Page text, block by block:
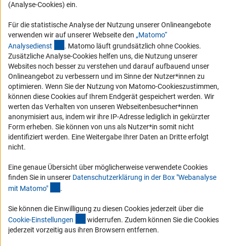
Service und Informationen für Menschen mit Behinderungen
Erklärung zur Barrierefreiheit
Barriere melden
DFG-aktuell
Erhalten Sie Neuigkeiten aus der DFG direkt in Ihr Mailpostfach oder
schauen Sie sich die Ausgaben online an.
Zum Newsletter
© 2026 DFG
Impressum Datenschutz Cookie-Einstellungen
Kontakt
Service
(Analyse-Cookies) ein.
Für die statistische Analyse der Nutzung unserer Onlineangebote
verwenden wir auf unserer Webseite den „Matomo“
Analysedienst (externer Link)
. Matomo läuft grundsätzlich ohne Cookies.
Zusätzliche Analyse-Cookies helfen uns, die Nutzung unserer
Websites noch besser zu verstehen und darauf aufbauend unser
Onlineangebot zu verbessern und im Sinne der Nutzer*innen zu
optimieren. Wenn Sie der Nutzung von Matomo-Cookieszustimmen,
können diese Cookies auf Ihrem Endgerät gespeichert werden. Wir
werten das Verhalten von unseren Webseitenbesucher*innen
anonymisiert aus, indem wir ihre IP-Adresse lediglich in gekürzter
Form erheben. Sie können von uns als Nutzer*in somit nicht
identifiziert werden. Eine Weitergabe Ihrer Daten an Dritte erfolgt
nicht.
Eine genaue Übersicht über möglicherweise verwendete Cookies
finden Sie in unserer Datenschutzerklärung in der Box "Webanalyse
mit Matomo" .
Sie können die Einwilligung zu diesen Cookies jederzeit über die
Cookie-Einstellungen (interner Link)
widerrufen. Zudem können Sie die Cookies
jederzeit vorzeitig aus ihren Browsern entfernen.